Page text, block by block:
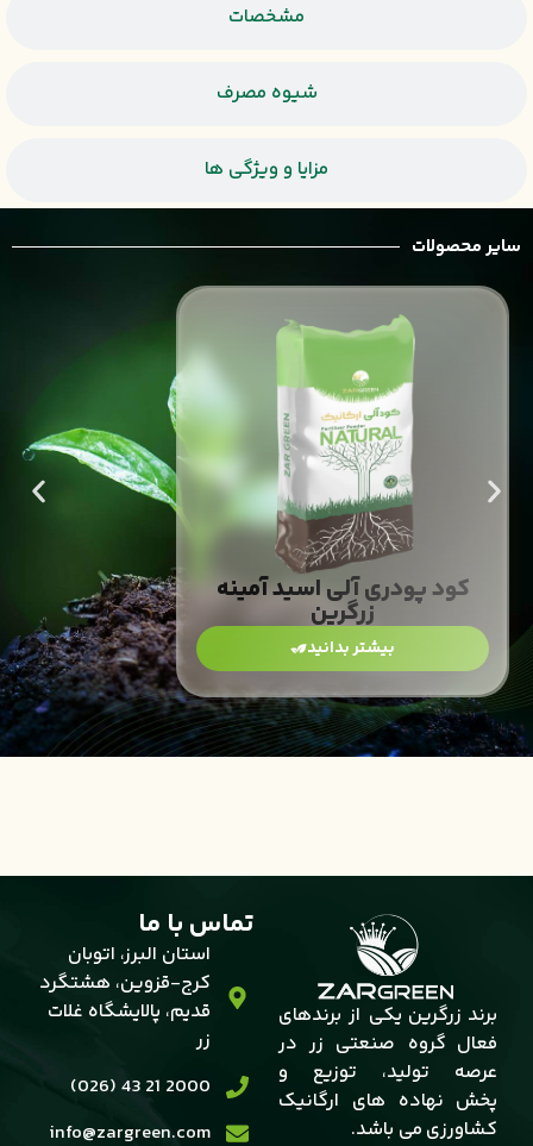
مشخصات
شیوه مصرف
مزایا و ویژگی ها
سایر محصولات
کود پودری آلی اسید آمینه
زرگرین
بیشتر بدانید
برند زرگرین یکی از برندهای
فعال گروه صنعتی زر در
عرصه تولید، توزیع و
پخش نهاده های ارگانیک
کشاورزی می باشد.
تماس با ما
استان البرز، اتوبان
کرج-قزوین، هشتگرد
قدیم، پالایشگاه غلات
زر
2000 21 43 (026)
info@zargreen.com